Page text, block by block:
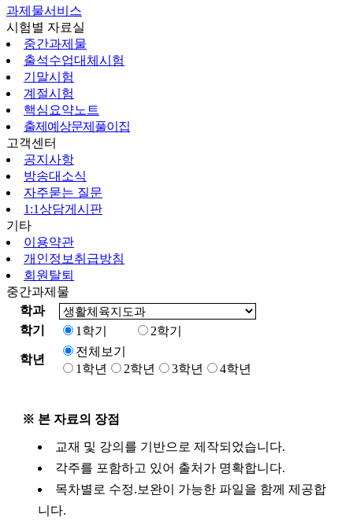
과제물서비스
시험별 자료실
중간과제물
출석수업대체시험
기말시험
계절시험
핵심요약노트
출제예상문제풀이집
고객센터
공지사항
방송대소식
자주묻는 질문
1:1상담게시판
기타
이용약관
개인정보취급방침
회원탈퇴
중간과제물
학과
학기
1학기 2학기
학년
전체보기
1학년
2학년 3학년 4학년
※ 본 자료의 장점
교재 및 강의를 기반으로 제작되었습니다.
각주를 포함하고 있어 출처가 명확합니다.
목차별로 수정.보완이 가능한 파일을 함께 제공합
니다.